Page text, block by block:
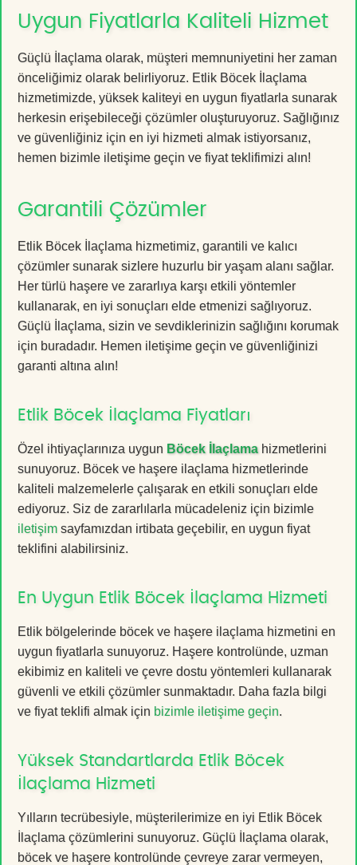
Uygun Fiyatlarla Kaliteli Hizmet
Güçlü İlaçlama olarak, müşteri memnuniyetini her zaman
önceliğimiz olarak belirliyoruz. Etlik Böcek İlaçlama
hizmetimizde, yüksek kaliteyi en uygun fiyatlarla sunarak
herkesin erişebileceği çözümler oluşturuyoruz. Sağlığınız
ve güvenliğiniz için en iyi hizmeti almak istiyorsanız,
hemen bizimle iletişime geçin ve fiyat teklifimizi alın!
Garantili Çözümler
Etlik Böcek İlaçlama hizmetimiz, garantili ve kalıcı
çözümler sunarak sizlere huzurlu bir yaşam alanı sağlar.
Her türlü haşere ve zararlıya karşı etkili yöntemler
kullanarak, en iyi sonuçları elde etmenizi sağlıyoruz.
Güçlü İlaçlama, sizin ve sevdiklerinizin sağlığını korumak
için buradadır. Hemen iletişime geçin ve güvenliğinizi
garanti altına alın!
Etlik Böcek İlaçlama Fiyatları
Özel ihtiyaçlarınıza uygun Böcek İlaçlamahizmetlerini
sunuyoruz. Böcek ve haşere ilaçlama hizmetlerinde
kaliteli malzemelerle çalışarak en etkili sonuçları elde
ediyoruz. Siz de zararlılarla mücadeleniz için bizimle
iletişim sayfamızdan irtibata geçebilir, en uygun fiyat
teklifini alabilirsiniz.
En Uygun Etlik Böcek İlaçlama Hizmeti
Etlik bölgelerinde böcek ve haşere ilaçlama hizmetini en
uygun fiyatlarla sunuyoruz. Haşere kontrolünde, uzman
ekibimiz en kaliteli ve çevre dostu yöntemleri kullanarak
güvenli ve etkili çözümler sunmaktadır. Daha fazla bilgi
ve fiyat teklifi almak için bizimle iletişime geçin.
Yüksek Standartlarda Etlik Böcek
İlaçlama Hizmeti
Yılların tecrübesiyle, müşterilerimize en iyi Etlik Böcek
İlaçlama çözümlerini sunuyoruz. Güçlü İlaçlama olarak,
böcek ve haşere kontrolünde çevreye zarar vermeyen,